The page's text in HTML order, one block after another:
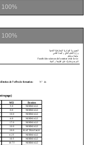
100%
100%